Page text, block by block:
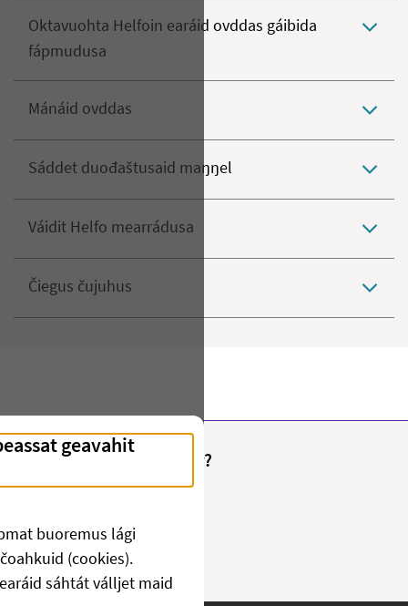
Oktavuohta Helfoin earáid ovddas gáibida
fápmudusa
Mánáid ovddas
Sáddet duođaštusaid maŋŋel
Váidit Helfo mearrádusa
Čiegus čujuhus
Fant du det du lette etter?